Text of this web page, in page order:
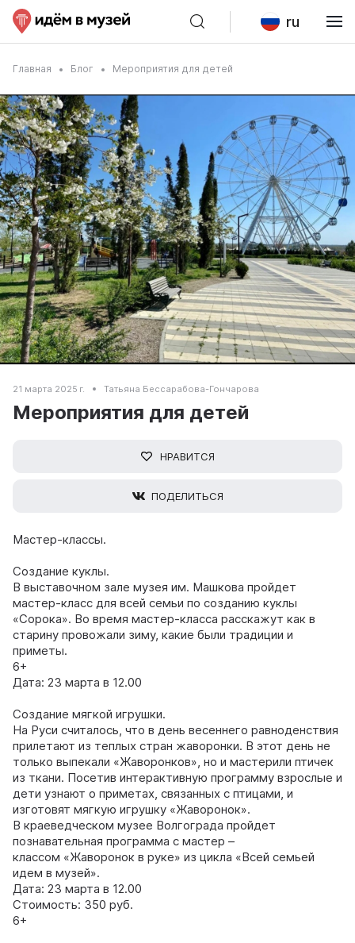
ru
Главная Блог Мероприятия для детей
21 марта 2025 г. Татьяна Бессарабова-Гончарова
Мероприятия для детей
НРАВИТСЯ
ПОДЕЛИТЬСЯ
Мастер-классы.
Создание куклы.
В выставочном зале музея им. Машкова пройдет
мастер-класс для всей семьи по созданию куклы
«Сорока». Во время мастер-класса расскажут как в
старину провожали зиму, какие были традиции и
приметы.
6+
Дата: 23 марта в 12.00
Создание мягкой игрушки.
На Руси считалось, что в день весеннего равноденствия
прилетают из теплых стран жаворонки. В этот день не
только выпекали «Жаворонков», но и мастерили птичек
из ткани. Посетив интерактивную программу взрослые и
дети узнают о приметах, связанных с птицами, и
изготовят мягкую игрушку «Жаворонок».
В краеведческом музее Волгограда пройдет
познавательная программа с мастер –
классом «Жаворонок в руке» из цикла «Всей семьей
идем в музей».
Дата: 23 марта в 12.00
Стоимость: 350 руб.
6+